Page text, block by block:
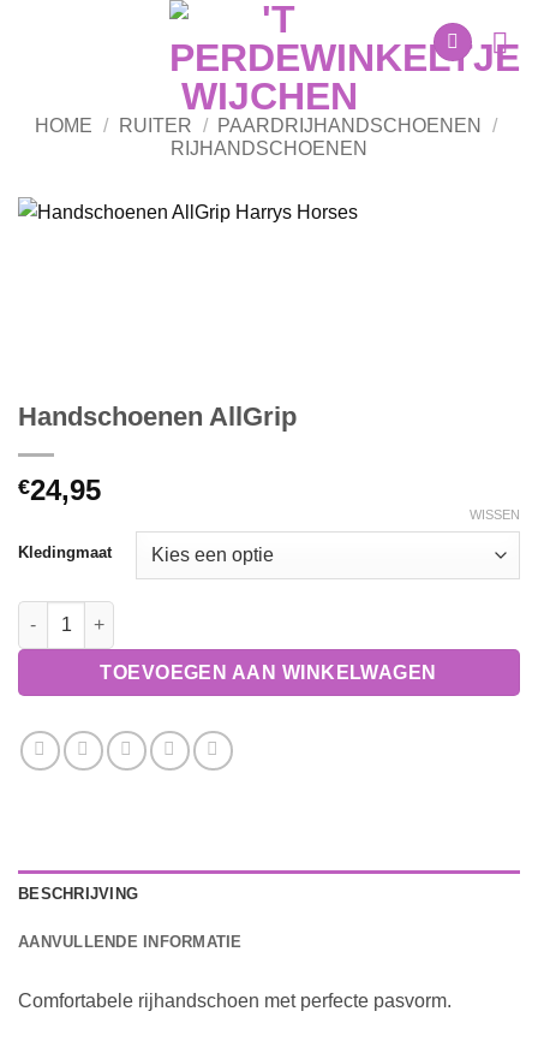
HOME / RUITER / PAARDRIJHANDSCHOENEN
/
RIJHANDSCHOENEN
Handschoenen AllGrip
€24,95
Kledingmaat
WISSEN
Handschoenen AllGrip aantal
TOEVOEGEN AAN WINKELWAGEN
BESCHRIJVING
AANVULLENDE INFORMATIE
Comfortabele rijhandschoen met perfecte pasvorm.